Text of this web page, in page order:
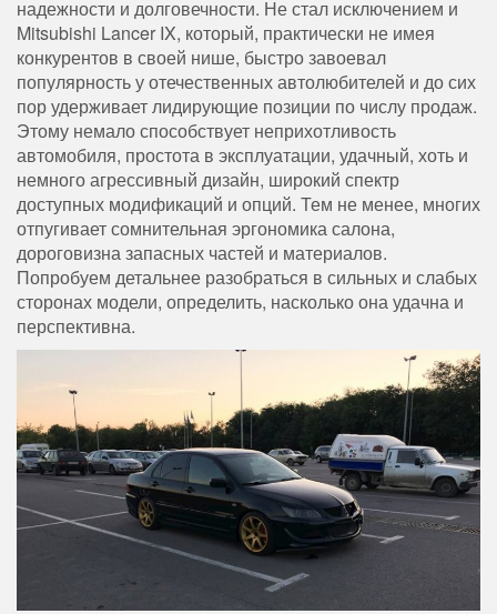
надежности и долговечности. Не стал исключением и
Mitsubishi Lancer IX, который, практически не имея
конкурентов в своей нише, быстро завоевал
популярность у отечественных автолюбителей и до сих
пор удерживает лидирующие позиции по числу продаж.
Этому немало способствует неприхотливость
автомобиля, простота в эксплуатации, удачный, хоть и
немного агрессивный дизайн, широкий спектр
доступных модификаций и опций. Тем не менее, многих
отпугивает сомнительная эргономика салона,
дороговизна запасных частей и материалов.
Попробуем детальнее разобраться в сильных и слабых
сторонах модели, определить, насколько она удачна и
перспективна.